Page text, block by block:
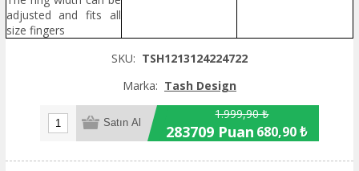
adjusted and fits all
size fingers
SKU: TSH1213124224722
Marka: Tash Design
1.999,90 ₺
283709 Puan 680,90 ₺